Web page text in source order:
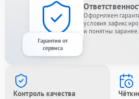
Гарантия от
сервиса
Оформляем
условия
и понятны заранее.
Контроль качества